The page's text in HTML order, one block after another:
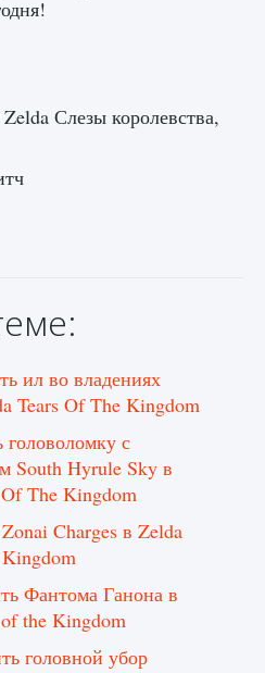
Нари в
Крист в
1 393 0
степей Тамура в
Слезы королевства,
ил во владениях
Tears Of The Kingdom
с
South Hyrule Sky в
The Kingdom
Charges в Zelda
Фантома Ганона в
the Kingdom
головной убор